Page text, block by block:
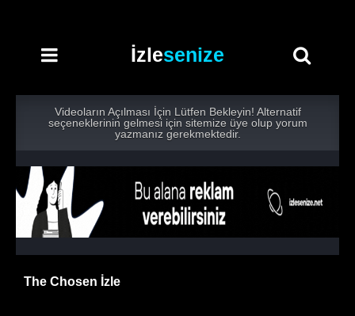
İzlesenize
Videoların Açılması İçin Lütfen Bekleyin! Alternatif
seçeneklerinin gelmesi için sitemize üye olup yorum
yazmanız gerekmektedir.
The Chosen İzle